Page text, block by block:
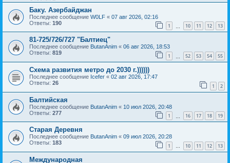
Баку. Азербайджан
Последнее сообщение W0LF « 07 авг 2026, 02:16
Ответы: 190 1 10 11 12 13
81-725/726/727 "Балтиец"
Последнее сообщение ButanAnim « 06 авг 2026, 18:53
Ответы: 819 1 52 53 54 55
Схема развития метро до 2030 г.))))))
Последнее сообщение Icefer « 02 авг 2026, 17:47
Ответы: 26 1 2
Балтийская
Последнее сообщение ButanAnim « 10 июл 2026, 20:48
Ответы: 277 1 16 17 18 19
Старая Деревня
Последнее сообщение ButanAnim « 09 июл 2026, 20:28
Ответы: 183 1 … 10 11 12 13
Международная